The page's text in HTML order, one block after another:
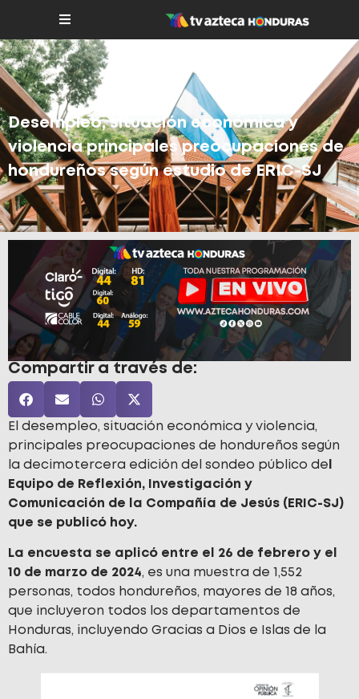
Desempleo, situación económica y
violencia principales preocupaciones de
hondureños según estudio de ERIC-SJ
Compartir a través de:
El desempleo, situación económica y violencia,
principales preocupaciones de hondureños según
la decimotercera edición del sondeo público de
Equipo de Reflexión, Investigación y
Comunicación de la Compañía de Jesús (ERIC-SJ)
que se publicó hoy.
La encuesta se aplicó entre el 26 de febrero y el
10 de marzo de 2024, es una muestra de 1,552
personas, todos hondureños, mayores de 18 años,
que incluyeron todos los departamentos de
Honduras, incluyendo Gracias a Dios e Islas de la
Bahía.